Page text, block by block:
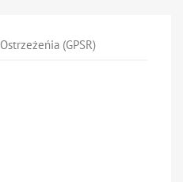
Ostrzeżeńia (GPSR)